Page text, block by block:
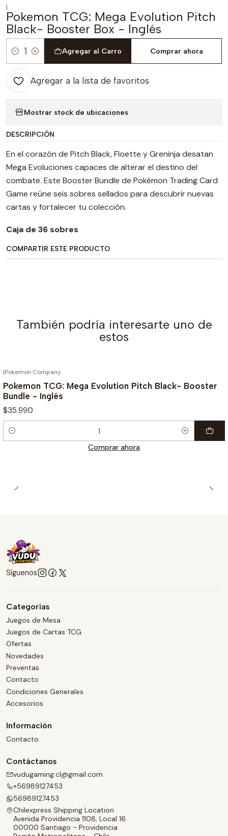
|
Pokemon TCG: Mega Evolution Pitch
Black- Booster Box - Inglés
Cantidad
Agregar al Carro Comprar ahora
Agregar a la lista de favoritos
Mostrar stock de ubicaciones
DESCRIPCIÓN
En el corazón de Pitch Black, Floette y Greninja desatan
Mega Evoluciones capaces de alterar el destino del
combate. Este Booster Bundle de Pokémon Trading Card
Game reúne seis sobres sellados para descubrir nuevas
cartas y fortalecer tu colección.
Caja de 36 sobres
COMPARTIR ESTE PRODUCTO
También podría interesarte uno de
estos
|Pokemon Company
Pokemon TCG: Mega Evolution Pitch Black- Booster
Bundle - Inglés
$35.990
Cantidad
Comprar ahora
Síguenos
Categorías
Juegos de Mesa
Juegos de Cartas TCG
Ofertas
Novedades
Preventas
Contacto
Condiciones Generales
Accesorios
Información
Contacto
Contáctanos
vudugaming.cl@gmail.com
+56989127453
56989127453
Chilexpress Shipping Location
Avenida Providencia 1108, Local 16
00000 Santiago - Providencia